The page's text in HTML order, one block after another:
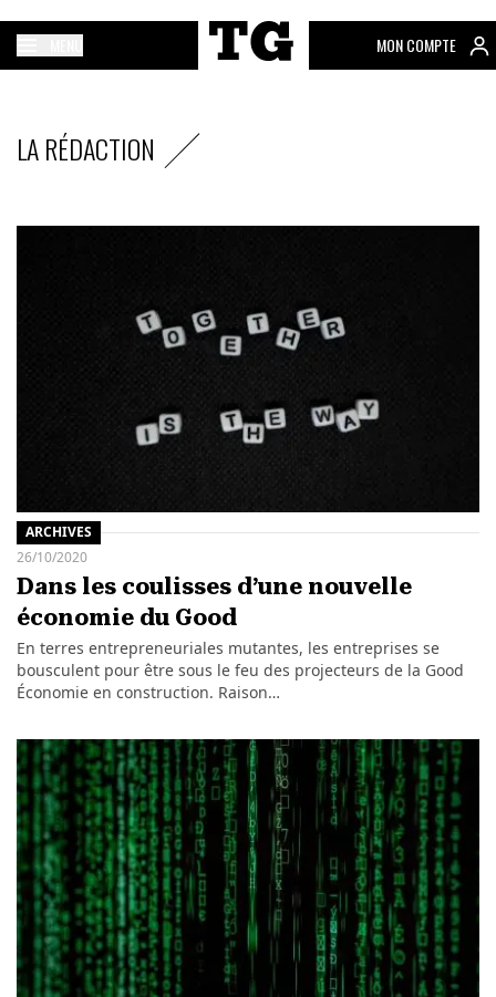
MON COMPTE
LA RÉDACTION
ARCHIVES
26/10/2020
Dans les coulisses d’une nouvelle
économie du Good
En terres entrepreneuriales mutantes, les entreprises se
bousculent pour être sous le feu des projecteurs de la Good
Économie en construction. Raison…